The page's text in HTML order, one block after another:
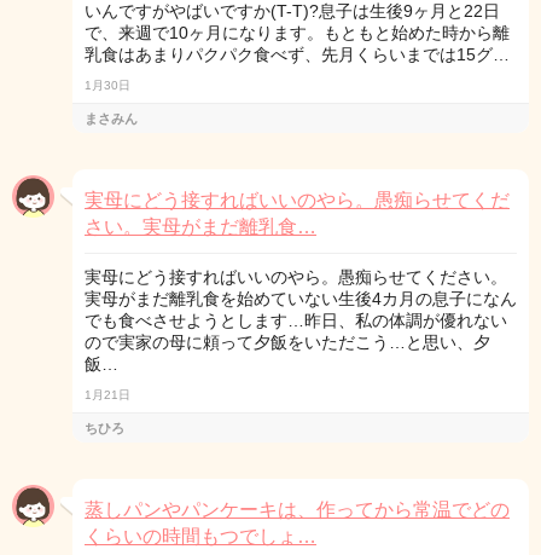
いんですがやばいですか(T-T)?息子は生後9ヶ月と22日
で、来週で10ヶ月になります。もともと始めた時から離
乳食はあまりパクパク食べず、先月くらいまでは15グ…
1月30日
まさみん
実母にどう接すればいいのやら。愚痴らせてくだ
さい。実母がまだ離乳食…
実母にどう接すればいいのやら。愚痴らせてください。
実母がまだ離乳食を始めていない生後4カ月の息子になん
でも食べさせようとします…昨日、私の体調が優れない
ので実家の母に頼って夕飯をいただこう…と思い、夕
飯…
1月21日
ちひろ
蒸しパンやパンケーキは、作ってから常温でどの
くらいの時間もつでしょ…